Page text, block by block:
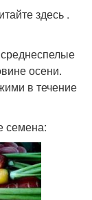
здесь .
осени.
в течение
семена: